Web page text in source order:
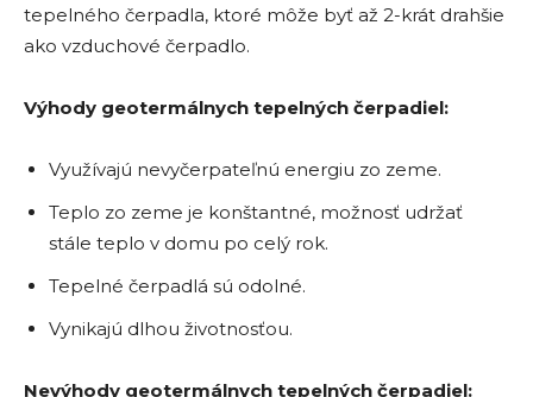
tepelného čerpadla, ktoré môže byť až 2-krát drahšie
ako vzduchové čerpadlo.
Výhody geotermálnych tepelných čerpadiel:
Využívajú nevyčerpateľnú energiu zo zeme.
Teplo zo zeme je konštantné, možnosť udržať
stále teplo v domu po celý rok.
Tepelné čerpadlá sú odolné.
Vynikajú dlhou životnosťou.
Nevýhody geotermálnych tepelných čerpadiel: